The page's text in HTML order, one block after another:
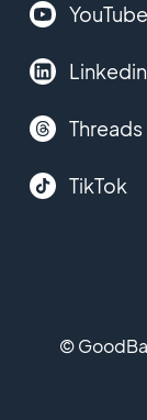
YouTube
Linkedin
Threads
TikTok
©